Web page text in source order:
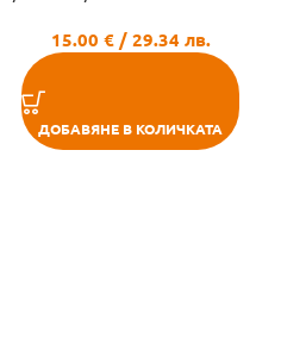
15.00 €/ 29.34 лв.
ДОБАВЯНЕ В КОЛИЧКАТА